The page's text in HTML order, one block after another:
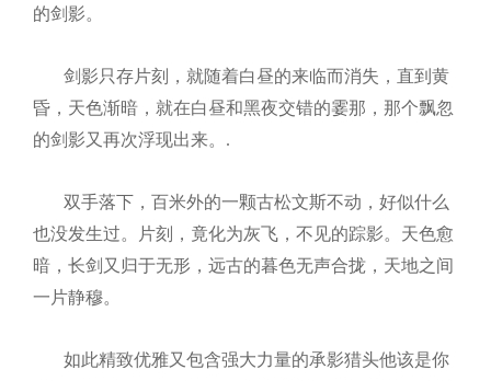
的剑影。
剑影只存片刻，就随着白昼的来临而消失，直到黄
昏，天色渐暗，就在白昼和黑夜交错的霎那，那个飘忽
的剑影又再次浮现出来。 .
双手落下，百米外的一颗古松文斯不动，好似什么
也没发生过。片刻，竟化为灰飞，不见的踪影。天色愈
暗，长剑又归于无形，远古的暮色无声合拢，天地之间
一片静穆。
如此精致优雅又包含强大力量的承影猎头他该是你